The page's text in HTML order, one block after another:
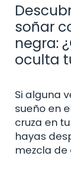
soñar
negra:
oculta
Si alguna
sueño en
cruza en
hayas
mezcla de